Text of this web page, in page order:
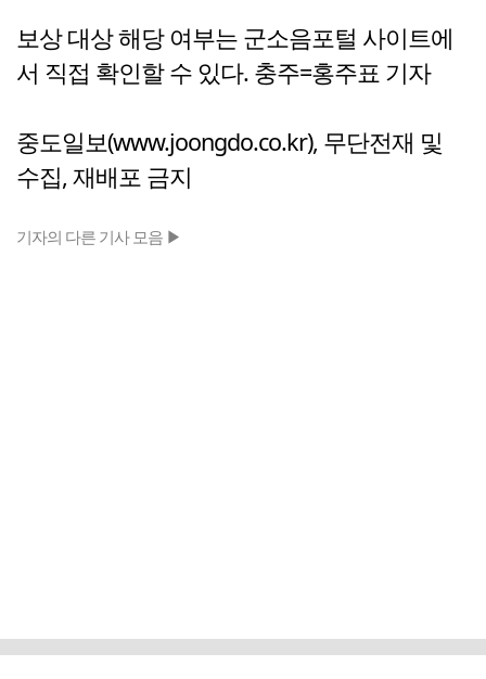
보상 대상 해당 여부는 군소음포털 사이트에
서 직접 확인할 수 있다. 충주=홍주표 기자
중도일보(www.joongdo.co.kr), 무단전재 및
수집, 재배포 금지
기자의 다른 기사 모음 ▶